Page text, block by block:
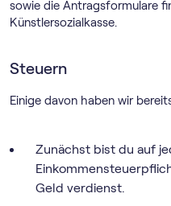
sowie die Antragsformulare
Künstlersozialkasse.
Steuern
Einige davon haben wir
Zunächst bist du auf
Geld verdienst.